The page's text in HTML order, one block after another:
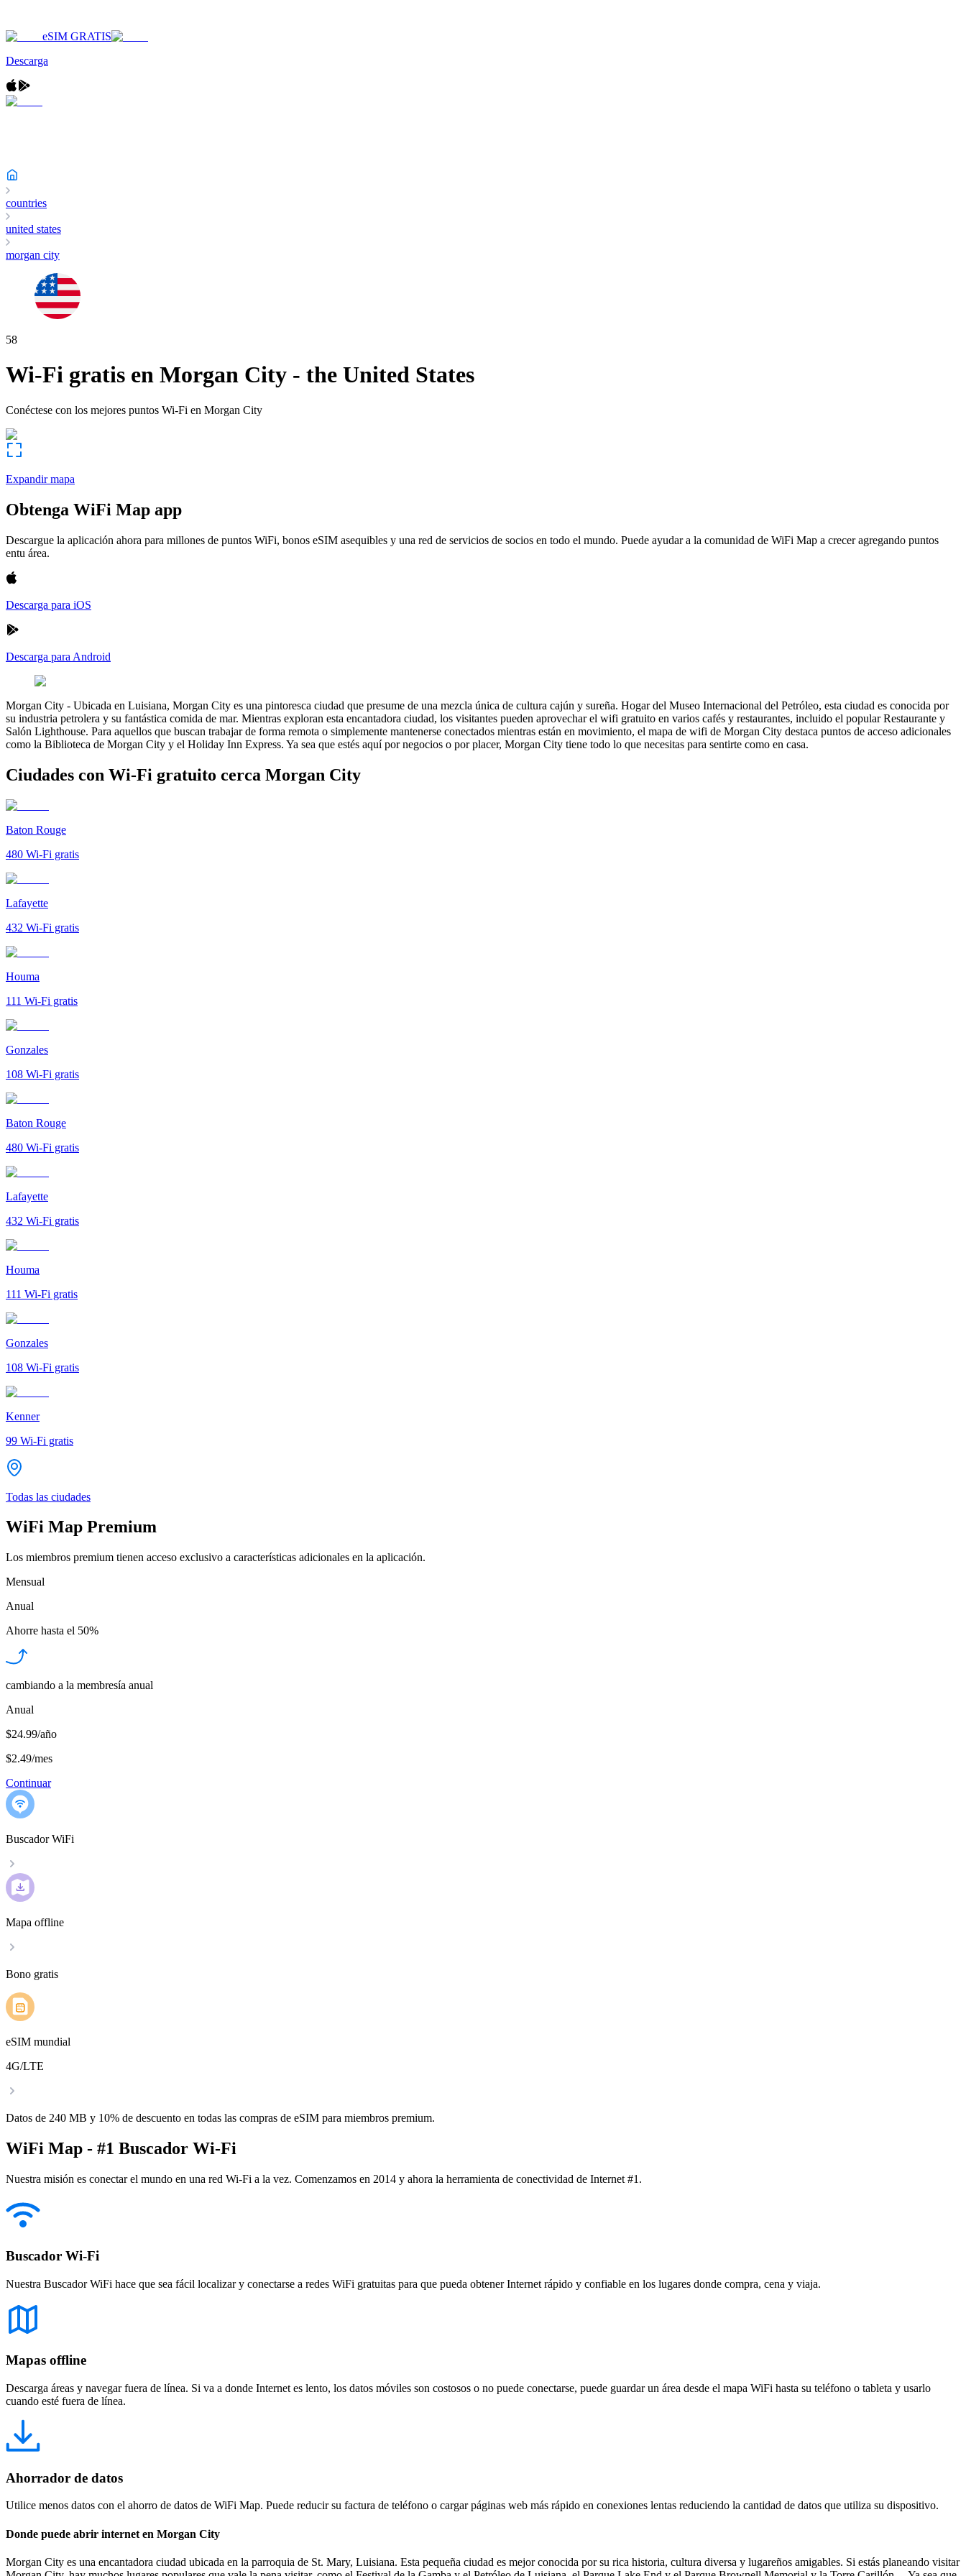
eSIM GRATIS
Descarga
countries
united states
morgan city
58
Wi-Fi gratis en Morgan City - the United States
Conéctese con los mejores puntos Wi-Fi en Morgan City
Expandir mapa
Obtenga WiFi Map app
Descargue la aplicación ahora para millones de puntos WiFi, bonos eSIM asequibles y una red de servicios de socios en todo el mundo. Puede ayudar a la comunidad de WiFi Map a crecer agregando puntos
entu área.
Descarga para iOS
Descarga para Android
Morgan City - Ubicada en Luisiana, Morgan City es una pintoresca ciudad que presume de una mezcla única de cultura cajún y sureña. Hogar del Museo Internacional del Petróleo, esta ciudad es conocida por
su industria petrolera y su fantástica comida de mar. Mientras exploran esta encantadora ciudad, los visitantes pueden aprovechar el wifi gratuito en varios cafés y restaurantes, incluido el popular Restaurante y
Salón Lighthouse. Para aquellos que buscan trabajar de forma remota o simplemente mantenerse conectados mientras están en movimiento, el mapa de wifi de Morgan City destaca puntos de acceso adicionales
como la Biblioteca de Morgan City y el Holiday Inn Express. Ya sea que estés aquí por negocios o por placer, Morgan City tiene todo lo que necesitas para sentirte como en casa.
Ciudades con Wi-Fi gratuito cerca Morgan City
Baton Rouge
480 Wi-Fi gratis
Lafayette
432 Wi-Fi gratis
Houma
111 Wi-Fi gratis
Gonzales
108 Wi-Fi gratis
Baton Rouge
480 Wi-Fi gratis
Lafayette
432 Wi-Fi gratis
Houma
111 Wi-Fi gratis
Gonzales
108 Wi-Fi gratis
Kenner
99 Wi-Fi gratis
Todas las ciudades
WiFi Map Premium
Los miembros premium tienen acceso exclusivo a características adicionales en la aplicación.
Mensual
Anual
Ahorre hasta el 50%
cambiando a la membresía anual
Anual
$24.99/año
$2.49/mes
Continuar
Buscador WiFi
Mapa offline
Bono gratis
eSIM mundial
4G/LTE
Datos de 240 MB y 10% de descuento en todas las compras de eSIM para miembros premium.
WiFi Map - #1 Buscador Wi-Fi
Nuestra misión es conectar el mundo en una red Wi-Fi a la vez. Comenzamos en 2014 y ahora la herramienta de conectividad de Internet #1.
Buscador Wi-Fi
Nuestra Buscador WiFi hace que sea fácil localizar y conectarse a redes WiFi gratuitas para que pueda obtener Internet rápido y confiable en los lugares donde compra, cena y viaja.
Mapas offline
Descarga áreas y navegar fuera de línea. Si va a donde Internet es lento, los datos móviles son costosos o no puede conectarse, puede guardar un área desde el mapa WiFi hasta su teléfono o tableta y usarlo
cuando esté fuera de línea.
Ahorrador de datos
Utilice menos datos con el ahorro de datos de WiFi Map. Puede reducir su factura de teléfono o cargar páginas web más rápido en conexiones lentas reduciendo la cantidad de datos que utiliza su dispositivo.
Donde puede abrir internet en Morgan City
Morgan City es una encantadora ciudad ubicada en la parroquia de St. Mary, Luisiana. Esta pequeña ciudad es mejor conocida por su rica historia, cultura diversa y lugareños amigables. Si estás planeando visitar